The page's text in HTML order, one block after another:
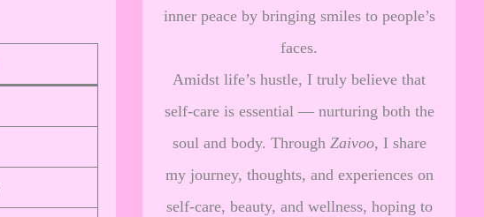
inner peace by bringing smiles to people’s
faces.
Amidst life’s hustle, I truly believe that
self-care is essential — nurturing both the
soul and body. Through Zaivoo, I share
my journey, thoughts, and experiences on
self-care, beauty, and wellness, hoping to